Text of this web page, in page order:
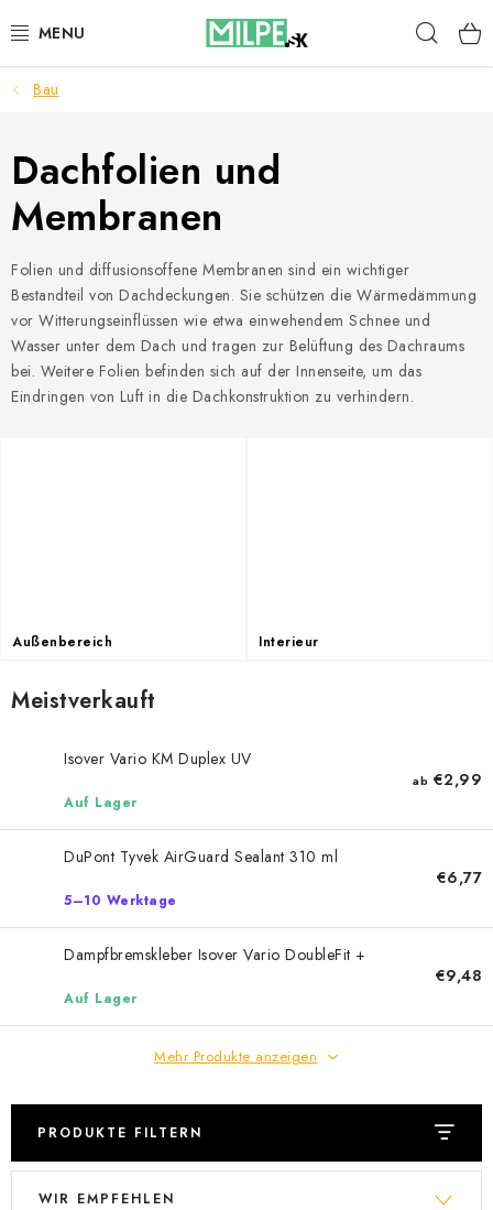
Inhalt
DACHFENSTER
DACHBODENTREPPE
HAUS UND GARTEN
BAU
BLOG
IMPRESSUM
Bau
Dachfolien und
Membranen
Folien und diffusionsoffene Membranen sind ein wichtiger
Bestandteil von Dachdeckungen. Sie schützen die Wärmedämmung
vor Witterungseinflüssen wie etwa einwehendem Schnee und
Wasser unter dem Dach und tragen zur Belüftung des Dachraums
bei. Weitere Folien befinden sich auf der Innenseite, um das
Eindringen von Luft in die Dachkonstruktion zu verhindern.
Außenbereich Interieur
Meistverkauft
Isover Vario KM Duplex UV
Auf Lager
ab €2,99
DuPont Tyvek AirGuard Sealant 310 ml
5–10 Werktage
€6,77
Dampfbremskleber Isover Vario DoubleFit +
Auf Lager
€9,48
Mehr Produkte anzeigen
PRODUKTE FILTERN
L
P WIR EMPFEHLEN